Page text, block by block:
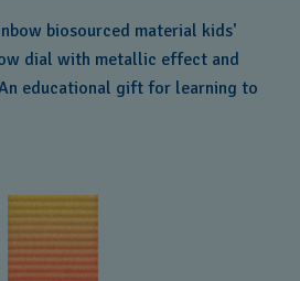
biosourced material kids'
dial with metallic effect and
educational gift for learning to